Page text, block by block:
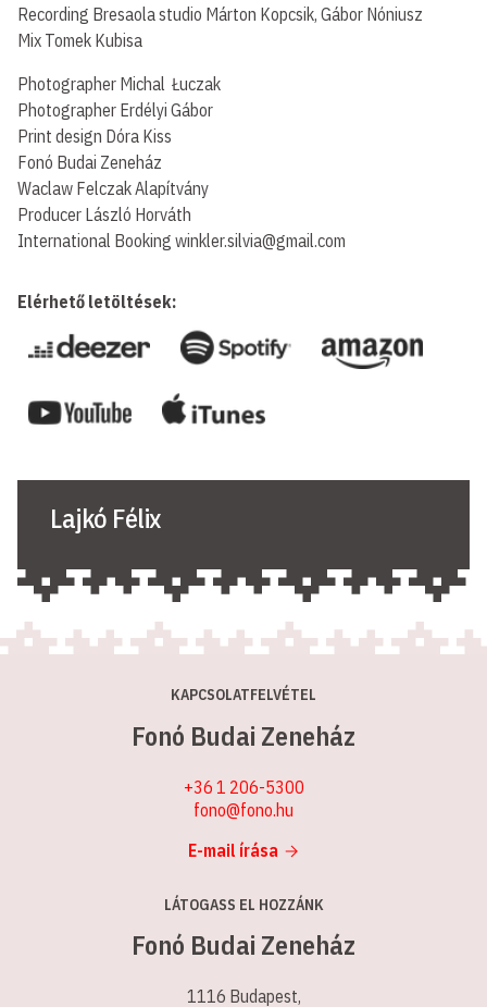
Recording Bresaola studio Márton Kopcsik, Gábor Nóniusz
Mix Tomek Kubisa
Photographer Michal Łuczak
Photographer Erdélyi Gábor
Print design Dóra Kiss
Fonó Budai Zeneház
Waclaw Felczak Alapítvány
Producer László Horváth
International Booking winkler.silvia@gmail.com
Elérhető letöltések:
Lajkó Félix
KAPCSOLATFELVÉTEL
Fonó Budai Zeneház
+36 1 206-5300
fono@fono.hu
E-mail írása
LÁTOGASS EL HOZZÁNK
Fonó Budai Zeneház
1116 Budapest,